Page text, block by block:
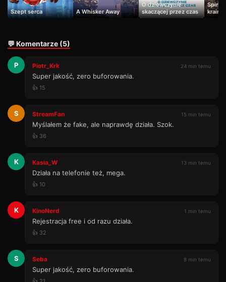
Szept serca A Whisker Away
O dziewczynie
skaczącej przez czas
💬 Komentarze (5)
P Piotr_Krk 24 min temu
Super jakość, zero buforowania.
👍 15
S StreamFan 15 min temu
Myślałem że fake, ale naprawdę działa. Szok.
👍 36
K Kasia_W 13 min temu
Działa na telefonie też, mega.
👍 10
K KinoNerd 1 min temu
Rejestracja free i od razu działa.
👍 32
S Seba 8 min temu
Super jakość, zero buforowania.